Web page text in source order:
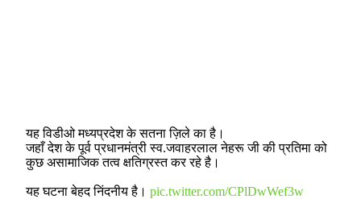
यह विडीओ मध्यप्रदेश के सतना ज़िले का है।
जहाँ देश के पूर्व प्रधानमंत्री स्व.जवाहरलाल नेहरू जी की प्रतिमा को
कुछ असामाजिक तत्व क्षतिग्रस्त कर रहे है।
यह घटना बेहद निंदनीय है।pic.twitter.com/CPlDwWef3w